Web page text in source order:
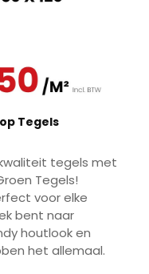
Tegels
tegels met
Tegels!
voor elke
bent naar
houtlook en
het allemaal.